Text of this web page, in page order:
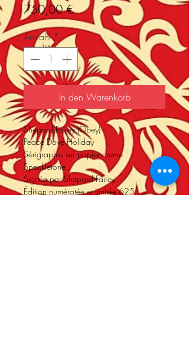
750,00 €Preis
Anzahl*
In den Warenkorb
Shepard Fairey (Obey)
Peace Dove Holiday
Sérigraphie sur papier creme
Speckletone.
Signée par Shepard Fairey.
Édition numérotée et limitée 625